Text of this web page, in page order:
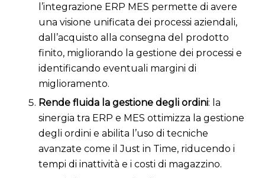
l’integrazione ERP MES permette di avere
una visione unificata dei processi aziendali,
dall’acquisto alla consegna del prodotto
finito, migliorando la gestione dei processi e
identificando eventuali margini di
miglioramento.
Rende fluida la gestione degli ordini: la
sinergia tra ERP e MES ottimizza la gestione
degli ordini e abilita l’uso di tecniche
avanzate come il Just in Time, riducendo i
tempi di inattività e i costi di magazzino.